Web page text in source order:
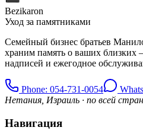
Bezikaron
Уход за памятниками
Семейный бизнес братьев
храним память о ваших близких
надписей и ежегодное
Phone: 054-731-0054
Нетания, Израиль · по всей
Навигация